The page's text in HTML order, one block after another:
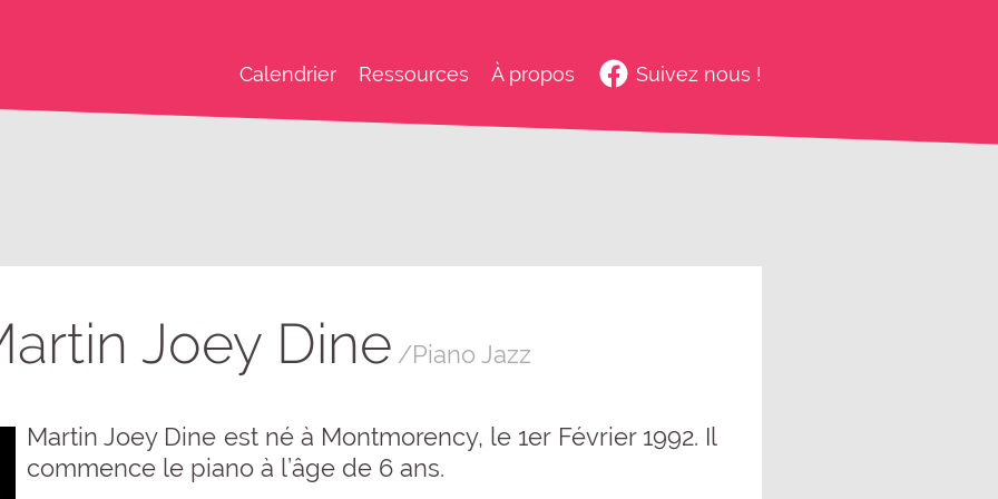
Calendrier Ressources À propos Suivez nous !
Joey Dine /Piano Jazz
Martin Joey Dine est né à Montmorency, le 1er Février 1992. Il
commence le piano à l’âge de 6 ans.